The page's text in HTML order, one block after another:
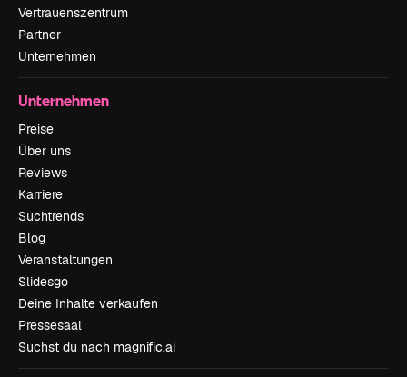
Vertrauenszentrum
Partner
Unternehmen
Unternehmen
Preise
Über uns
Reviews
Karriere
Suchtrends
Blog
Veranstaltungen
Slidesgo
Deine Inhalte verkaufen
Pressesaal
Suchst du nach magnific.ai